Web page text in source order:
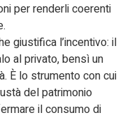
per renderli coerenti
giustifica l’incentivo: il
al privato, bensì un
È lo strumento con cui
del patrimonio
il consumo di